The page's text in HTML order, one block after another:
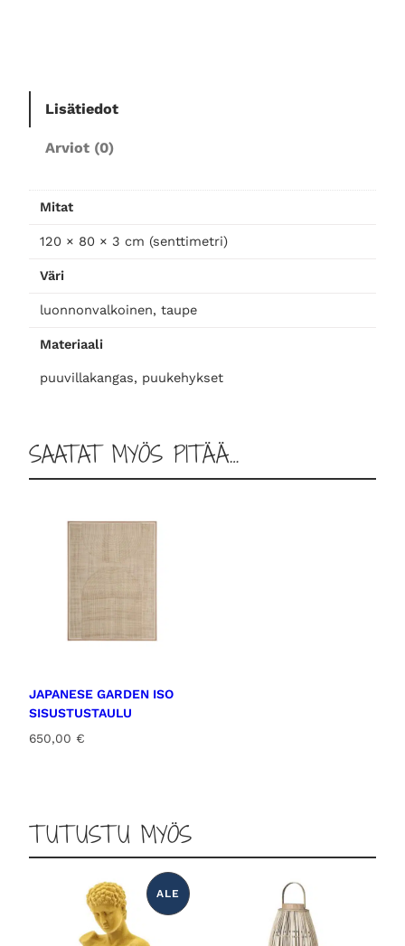
o
o
m
Lisätiedot
Arviot (0)
Mitat
120 × 80 × 3 cm (senttimetri)
Väri
luonnonvalkoinen, taupe
Materiaali
puuvillakangas, puukehykset
SAATAT MYÖS PITÄÄ…
JAPANESE GARDEN ISO
SISUSTUSTAULU
650,00 €
TUTUSTU MYÖS
ALE
T
O